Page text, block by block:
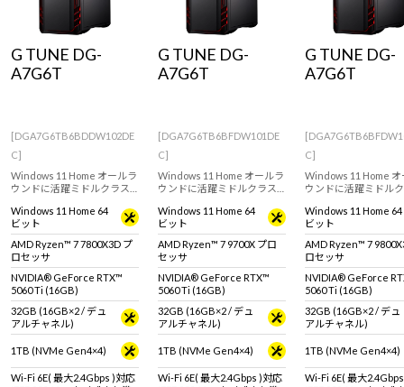
Windows 11 Windows 11
G TUNE DG-
A7G6T
[DGA7G6TB6BDDW102DE
C]
Windows 11 Home オールラ
ウンドに活躍ミドルクラス
RTX 5060 Ti / 16GB & Ryzen
7 7800X3D 搭載。 ※モニ
タ・マウス・キーボードは
別売りです。
Windows 11 Home 64
ビット
AMD Ryzen™ 7 7800X3D プ
ロセッサ
NVIDIA® GeForce RTX™
5060 Ti (16GB)
32GB (16GB×2 / デュ
アルチャネル)
1TB (NVMe Gen4×4)
Wi-Fi 6E( 最大2.4Gbps )対応
G TUNE DG-
A7G6T
[DGA7G6TB6BFDW101DE
C]
Windows 11 Home オールラ
ウンドに活躍ミドルクラス
RTX 5060 Ti / 16GB & AMD
Ryzen 7 9700X 搭載。 ※モ
ニタ・マウス・キーボード
は別売りです。
Windows 11 Home 64
ビット
AMD Ryzen™ 7 9700X プロ
セッサ
NVIDIA® GeForce RTX™
5060 Ti (16GB)
32GB (16GB×2 / デュ
アルチャネル)
1TB (NVMe Gen4×4)
Wi-Fi 6E( 最大2.4Gbps )対応
G TUNE DG-
A7G6T
C]
Windows 11 Home オ
ウンドに活躍ミドル
RTX 5060 Ti / 16GB &
Ryzen 7 9800X3D 搭
モニタ・マウス・キ
ドは別売りです。
Windows 11 Home 64
ビット
AMD Ryzen™ 7
ロセッサ
NVIDIA® GeForce
5060 Ti (16GB)
32GB (16GB×2 / デュ
アルチャネル)
1TB (NVMe Gen4×4)
Wi-Fi 6E( 最大